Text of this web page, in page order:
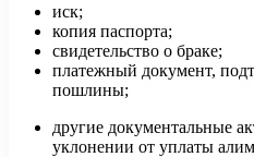
иск;
копия паспорта;
свидетельство о браке;
платежный документ,
пошлины;
другие документальные
уклонении от уплаты